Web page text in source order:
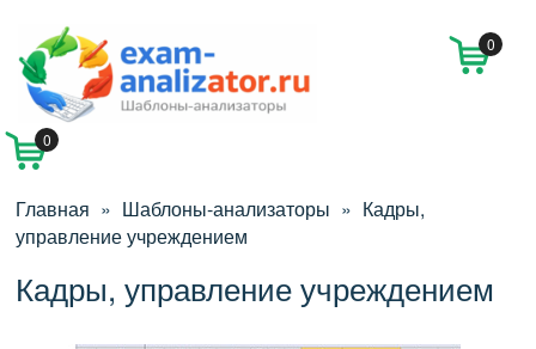
0
0
Главная » Шаблоны-анализаторы » Кадры,
управление учреждением
Кадры, управление учреждением